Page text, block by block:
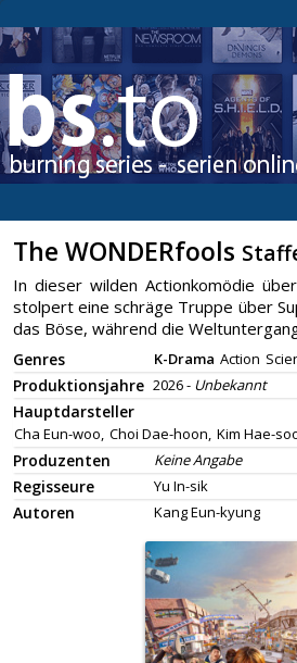
The WONDERfools
In dieser wilden Actionkomödie
stolpert eine schräge Truppe über
das Böse, während die
Genres K-Drama Action
Produktionsjahre 2026 - Unbekannt
Hauptdarsteller
Cha Eun-woo, Choi Dae-hoon, Kim Hae-
Produzenten Keine Angabe
Regisseure Yu In-sik
Autoren Kang Eun-kyung